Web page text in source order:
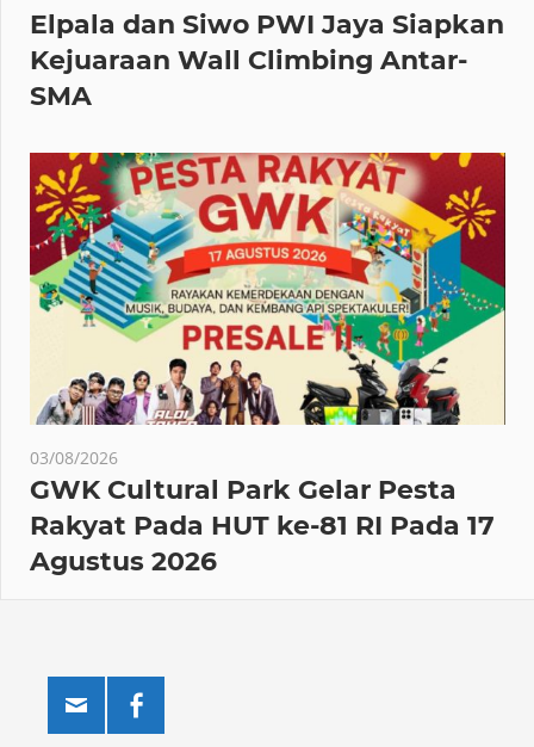
Elpala dan Siwo PWI Jaya Siapkan
Kejuaraan Wall Climbing Antar-
SMA
03/08/2026
GWK Cultural Park Gelar Pesta
Rakyat Pada HUT ke-81 RI Pada 17
Agustus 2026